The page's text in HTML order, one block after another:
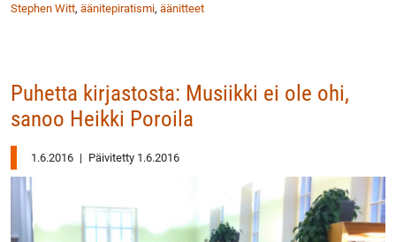
Stephen Witt, äänitepiratismi, äänitteet
Puhetta kirjastosta: Musiikki ei ole ohi,
sanoo Heikki Poroila
1.6.2016 | Päivitetty 1.6.2016